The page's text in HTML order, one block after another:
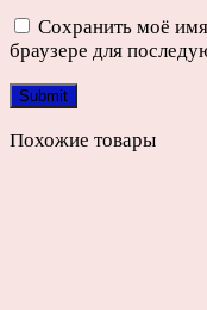
Сохранить моё
браузере для
Похожие товары